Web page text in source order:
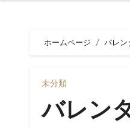
ホームページ バレン
未分類
バレン